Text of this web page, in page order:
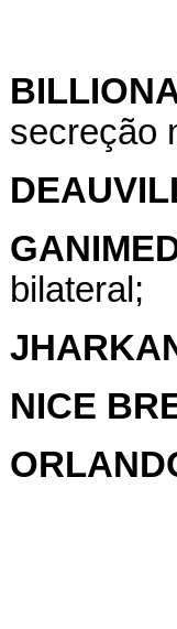
secreção
bilateral;
NICE